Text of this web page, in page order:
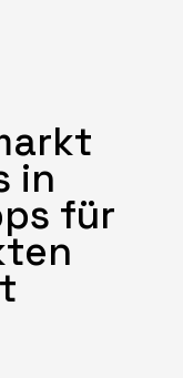
in
für